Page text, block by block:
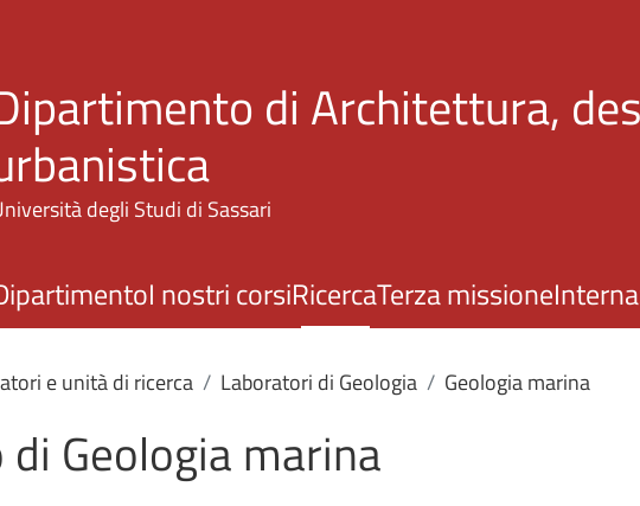
di Architettura,
degli Studi di Sassari
I nostri corsiRicercaTerza missione
e unità di ricerca Laboratori di Geologia Geologia marina
Geologia marina